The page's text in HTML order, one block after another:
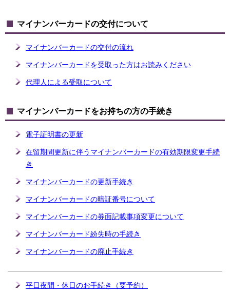
マイナンバーカードの交付について
マイナンバーカードの交付の流れ
マイナンバーカードを受取った方はお読みください
代理人による受取について
マイナンバーカードをお持ちの方の手続き
電子証明書の更新
在留期間更新に伴うマイナンバーカードの有効期限変更手続
き
マイナンバーカードの更新手続き
マイナンバーカードの暗証番号について
マイナンバーカードの券面記載事項変更について
マイナンバーカード紛失時の手続き
マイナンバーカードの廃止手続き
平日夜間・休日のお手続き（要予約）